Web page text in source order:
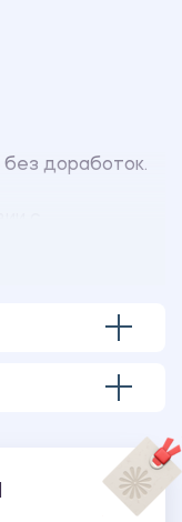
доработок.
заведения.